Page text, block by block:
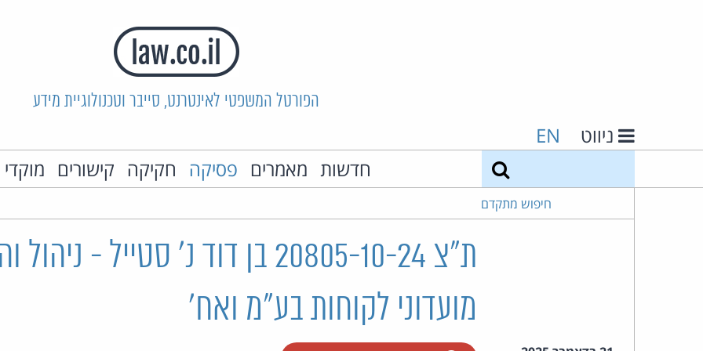
הפורטל המשפטי לאינטרנט, סייבר וטכנולוגיית מידע
ניווט EN
חדשות מאמרים פסיקה חקיקה קישורים
חיפוש מתקדם
ת"צ 20805-10-24 בן דוד נ' סטייל -
מועדוני לקוחות בע"מ ואח'